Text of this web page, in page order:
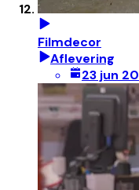
Filmdecor
Aflevering
23 jun 20